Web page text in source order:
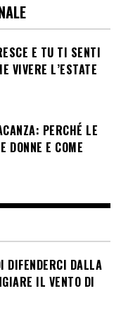
E TU TI SENTI
VIVERE L’ESTATE
PERCHÉ LE
DONNE E COME
DIFENDERCI DALLA
IL VENTO DI